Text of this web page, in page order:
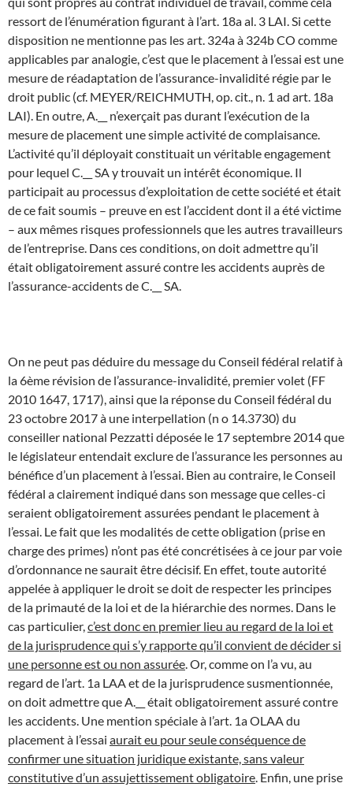
ressort de l’énumération figurant à l’art. 18a al. 3 LAI. Si cette
disposition ne mentionne pas les art. 324a à 324b CO comme
applicables par analogie, c’est que le placement à l’essai est une
mesure de réadaptation de l’assurance-invalidité régie par le
droit public (cf. MEYER/REICHMUTH, op. cit., n. 1 ad art. 18a
LAI). En outre, A.__ n’exerçait pas durant l’exécution de la
mesure de placement une simple activité de complaisance.
L’activité qu’il déployait constituait un véritable engagement
pour lequel C.__ SA y trouvait un intérêt économique. Il
participait au processus d’exploitation de cette société et était
de ce fait soumis – preuve en est l’accident dont il a été victime
– aux mêmes risques professionnels que les autres travailleurs
de l’entreprise. Dans ces conditions, on doit admettre qu’il
était obligatoirement assuré contre les accidents auprès de
l’assurance-accidents de C.__ SA.
On ne peut pas déduire du message du Conseil fédéral relatif à
la 6ème révision de l’assurance-invalidité, premier volet (FF
2010 1647, 1717), ainsi que la réponse du Conseil fédéral du
23 octobre 2017 à une interpellation (n o 14.3730) du
conseiller national Pezzatti déposée le 17 septembre 2014 que
le législateur entendait exclure de l’assurance les personnes au
bénéfice d’un placement à l’essai. Bien au contraire, le Conseil
fédéral a clairement indiqué dans son message que celles-ci
seraient obligatoirement assurées pendant le placement à
l’essai. Le fait que les modalités de cette obligation (prise en
charge des primes) n’ont pas été concrétisées à ce jour par voie
d’ordonnance ne saurait être décisif. En effet, toute autorité
appelée à appliquer le droit se doit de respecter les principes
de la primauté de la loi et de la hiérarchie des normes. Dans le
cas particulier, c’est donc en premier lieu au regard de la loi et
de la jurisprudence qui s’y rapporte qu’il convient de décider si
une personne est ou non assurée . Or, comme on l’a vu, au
regard de l’art. 1a LAA et de la jurisprudence susmentionnée,
on doit admettre que A.__ était obligatoirement assuré contre
les accidents. Une mention spéciale à l’art. 1a OLAA du
placement à l’essai aurait eu pour seule conséquence de
confirmer une situation juridique existante, sans valeur
constitutive d’un assujettissement obligatoire . Enfin, une prise